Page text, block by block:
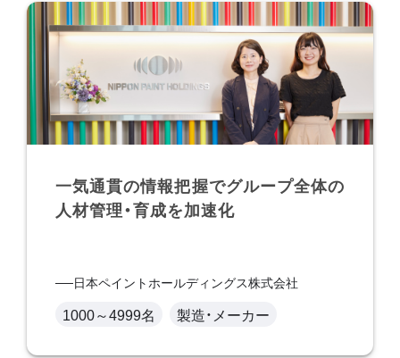
一気通貫の情報把握でグループ全体の
人材管理・育成を加速化
日本ペイントホールディングス株式会社
1000～4999名 製造・メーカー